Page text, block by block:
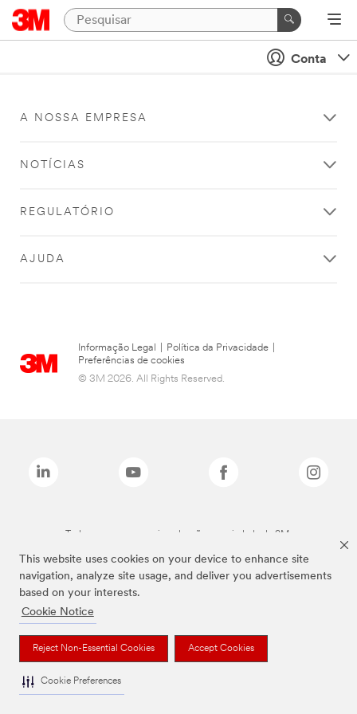
This website uses cookies on your device to enhance site
navigation, analyze site usage, and deliver you advertisements
based on your interests.
Cookie Notice
Reject Non-Essential Cookies Accept Cookies
Cookie Preferences
Conta
A NOSSA EMPRESA
NOTÍCIAS
REGULATÓRIO
AJUDA
Informação Legal Política da Privacidade
Preferências de cookies
© 3M 2026. All Rights Reserved.
Todas as marcas mencionadas são propriedade da 3M.